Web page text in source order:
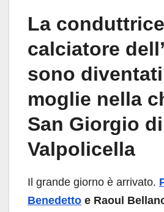
La
calciatore
sono
moglie nella
San Giorgio di
Valpolicella
Il grande giorno è arrivato.
Benedetto e Raoul